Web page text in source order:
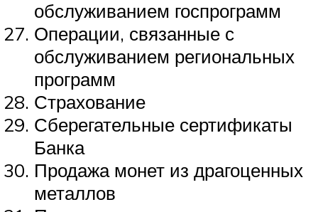
обслуживанием госпрограмм
Операции, связанные с
обслуживанием региональных
программ
Страхование
Сберегательные сертификаты
Банка
Продажа монет из драгоценных
металлов